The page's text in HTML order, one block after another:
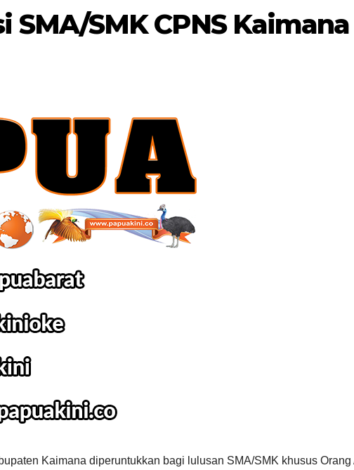
SMA/SMK CPNS Kaimana
Kaimana diperuntukkan bagi lulusan SMA/SMK khusus Orang